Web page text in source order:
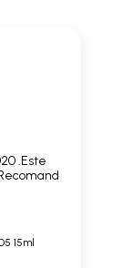
.Este
15ml